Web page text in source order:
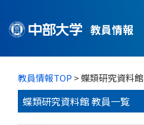
教員情報
教員情報TOP > 蝶類研究資料館
蝶類研究資料館 教員一覧